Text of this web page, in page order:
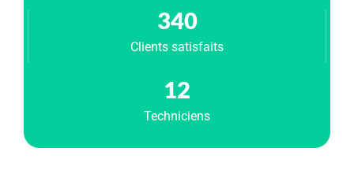
Clients satisfaits
340
Techniciens
12